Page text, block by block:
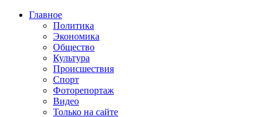
Главное
Политика
Экономика
Общество
Культура
Происшествия
Спорт
Фоторепортаж
Видео
Только на сайте